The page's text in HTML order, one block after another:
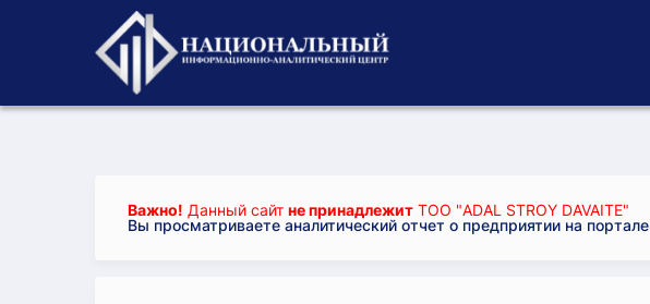
Важно! Данный сайт не принадлежит ТОО "ADAL STROY DAVAITE"
Вы просматриваете аналитический отчет о предприятии на портале